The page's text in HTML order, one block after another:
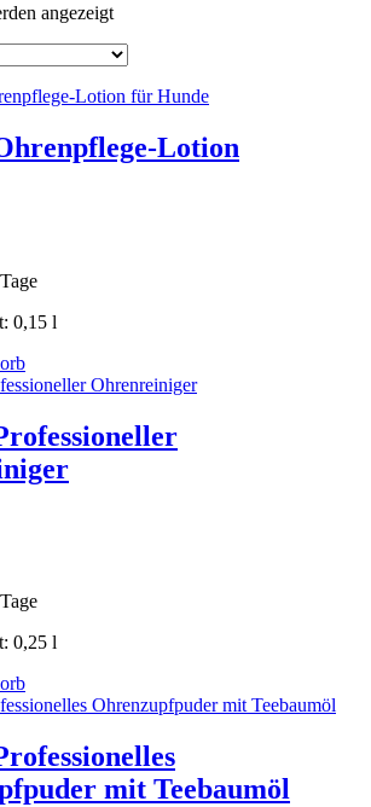
angezeigt
Lotion
0,15 l
0,25 l
mit Teebaumöl